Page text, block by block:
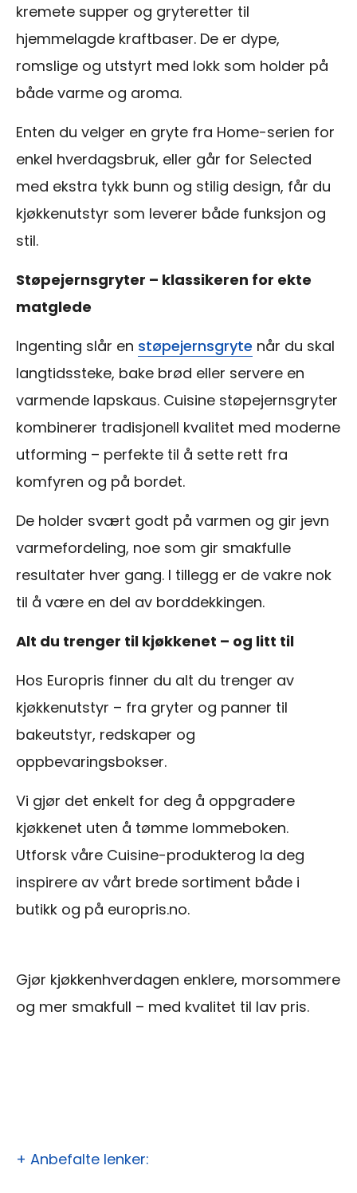
kremete supper og gryteretter til
hjemmelagde kraftbaser. De er dype,
romslige og utstyrt med lokk som holder på
både varme og aroma.
Enten du velger en gryte fra Home-serien for
enkel hverdagsbruk, eller går for Selected
med ekstra tykk bunn og stilig design, får du
kjøkkenutstyr som leverer både funksjon og
stil.
Støpejernsgryter – klassikeren for ekte
matglede
Ingenting slår en støpejernsgryte når du skal
langtidssteke, bake brød eller servere en
varmende lapskaus. Cuisine støpejernsgryter
kombinerer tradisjonell kvalitet med moderne
utforming – perfekte til å sette rett fra
komfyren og på bordet.
De holder svært godt på varmen og gir jevn
varmefordeling, noe som gir smakfulle
resultater hver gang. I tillegg er de vakre nok
til å være en del av borddekkingen.
Alt du trenger til kjøkkenet – og litt til
Hos Europris finner du alt du trenger av
kjøkkenutstyr – fra gryter og panner til
bakeutstyr, redskaper og
oppbevaringsbokser.
Vi gjør det enkelt for deg å oppgradere
kjøkkenet uten å tømme lommeboken.
Utforsk våre Cuisine-produkterog la deg
inspirere av vårt brede sortiment både i
butikk og på europris.no.
Gjør kjøkkenhverdagen enklere, morsommere
og mer smakfull – med kvalitet til lav pris.
+ Anbefalte lenker: